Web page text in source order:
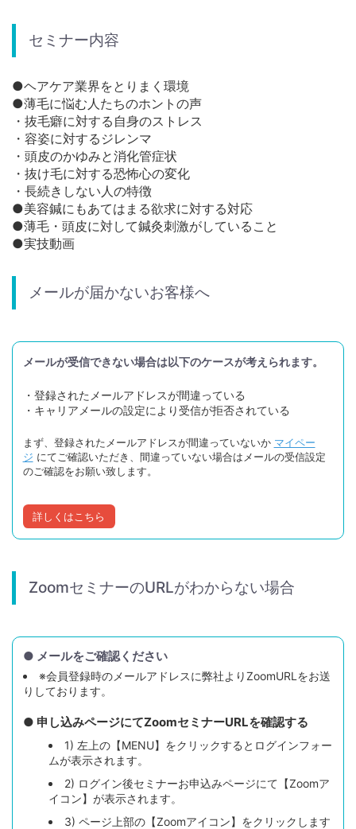
セミナー内容
●ヘアケア業界をとりまく環境
●薄毛に悩む人たちのホントの声
・抜毛癖に対する自身のストレス
・容姿に対するジレンマ
・頭皮のかゆみと消化管症状
・抜け毛に対する恐怖心の変化
・長続きしない人の特徴
●美容鍼にもあてはまる欲求に対する対応
●薄毛・頭皮に対して鍼灸刺激がしていること
●実技動画
メールが届かないお客様へ
メールが受信できない場合は以下のケースが考えられます。
・登録されたメールアドレスが間違っている
・キャリアメールの設定により受信が拒否されている
まず、登録されたメールアドレスが間違っていないか マイペー
ジ にてご確認いただき、間違っていない場合はメールの受信設定
のご確認をお願い致します。
詳しくはこちら
ZoomセミナーのURLがわからない場合
● メールをご確認ください
※会員登録時のメールアドレスに弊社よりZoomURLをお送
りしております。
● 申し込みページにてZoomセミナーURLを確認する
1) 左上の【MENU】をクリックするとログインフォー
ムが表示されます。
2) ログイン後セミナーお申込みページにて【Zoomア
イコン】が表示されます。
3) ページ上部の【Zoomアイコン】をクリックします